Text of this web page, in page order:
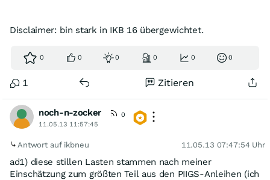
Disclaimer: bin stark in IKB 16 übergewichtet.
0 0 0 0 0 0
1 Zitieren
noch-n-zocker
0
11.05.13 11:57:45
Antwort auf ikbneu 11.05.13 07:47:54 Uhr
ad1) diese stillen Lasten stammen nach meiner
Einschätzung zum größten Teil aus den PIIGS-Anleihen (ich